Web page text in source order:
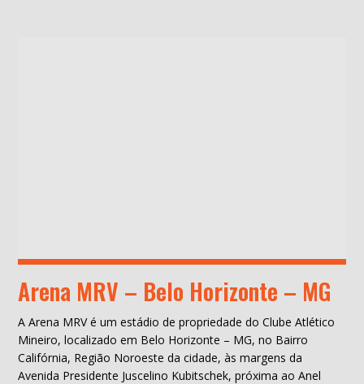
Arena MRV – Belo Horizonte – MG
A Arena MRV é um estádio de propriedade do Clube Atlético
Mineiro, localizado em Belo Horizonte – MG, no Bairro
Califórnia, Região Noroeste da cidade, às margens da
Avenida Presidente Juscelino Kubitschek, próxima ao Anel